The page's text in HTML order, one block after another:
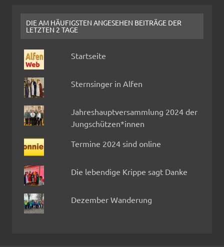
DIE AM HÄUFIGSTEN ANGESEHEN BEITRÄGE DER
LETZTEN 2 TAGE
Startseite
Sternsinger in Alfen
Jahreshauptversammlung 2024 der
Jungschützen*innen
Termine 2024 sind online
Die lebendige Krippe sagt Danke
Dezember Wanderung